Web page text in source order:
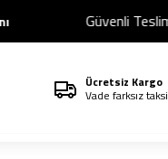
Güvenli
Ücretsiz Kargo
Vade farksız